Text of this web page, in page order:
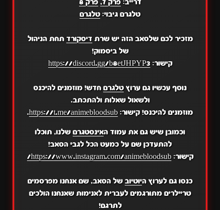
דרייב:פרק 7,
פרק 8
טלגרם גיבוי:טלגרם
מזכיר לכם שלסאב הזה יש שרת דיסקורד תחת הניהול
של ביסמוק!
קישור:https://discord.gg/b8etJHPYP3
נוסף עכשיו גם ערוץטלגרםחדש! מוזמנים להיכנס
ולשאול שאלות ולהתכתב.
מוזמנים להיכנס! קישור: https://t.me/animebloodsub
.
וכמובן שיש גם את עמוד האינסטגרםשלנו, תוכלו
להתעדכן שם על כמעט הכל לגבי הסאב!
קישור:https://www.instagram.com/animebloodsub/
כנסו גם לערוץ היוטיובשל הסאב, שם אנחנו מפרסמים
טריילרים מתורגמים לעברית לאנימות שאנחנו הולכים
לתרגם!